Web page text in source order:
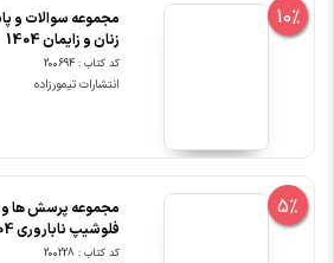
10%
مجموعه سوالات و
زنان و زایمان 1404
کد کتاب : 200694
انتشارات تیمورزاده
5%
مجموعه پرسش ها و
فلوشیپ ناباروری 1404
کد کتاب : 200228